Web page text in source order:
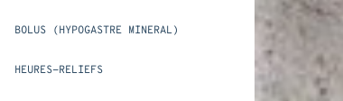
BOLUS (HYPOGASTRE MINERAL)
HEURES-RELIEFS